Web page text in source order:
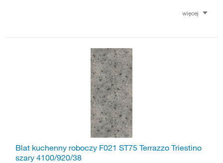
więcej
Blat kuchenny roboczy F021 ST75 Terrazzo Triestino
szary 4100/920/38